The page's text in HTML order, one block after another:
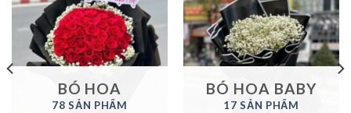
BÓ HOA
78 SẢN PHẨM
BÓ HOA BABY
17 SẢN PHẨM